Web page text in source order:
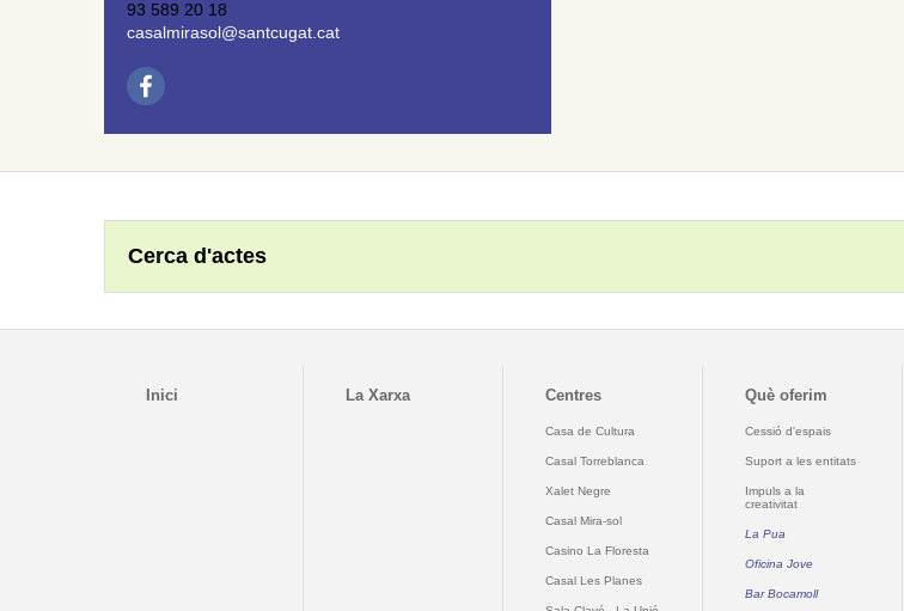
93 589 20 18
casalmirasol@santcugat.cat
Cerca d'actes
Inici La Xarxa Centres
Casa de Cultura
Casal Torreblanca
Xalet Negre
Casal Mira-sol
Casino La Floresta
Casal Les Planes
Què oferim
Cessió d'espais
Suport a les entitats
Impuls a la
creativitat
La Pua
Oficina Jove
Bar Bocamoll